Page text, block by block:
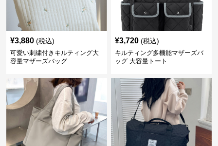
¥3,880 (税込)
可愛い刺繍付きキルティング大
容量マザーズバッグ
¥3,720 (税込)
キルティング多機能マザーズバ
ッグ 大容量トート